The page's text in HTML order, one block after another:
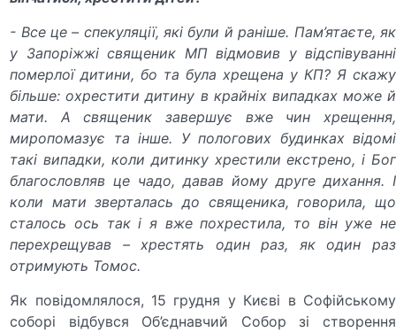
- Все це – спекуляції, які були й раніше. Пам’ятаєте, як
у Запоріжжі священик МП відмовив у відспівуванні
померлої дитини, бо та була хрещена у КП? Я скажу
більше: охрестити дитину в крайніх випадках може й
мати. А священик завершує вже чин хрещення,
миропомазує та інше. У пологових будинках відомі
такі випадки, коли дитинку хрестили екстрено, і Бог
благословляв це чадо, давав йому друге дихання. І
коли мати зверталась до священика, говорила, що
сталось ось так і я вже похрестила, то він уже не
перехрещував – хрестять один раз, як один раз
отримують Томос.
Як повідомлялося, 15 грудня у Києві в Софійському
соборі відбувся Об’єднавчий Собор зі створення